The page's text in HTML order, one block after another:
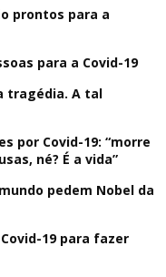
prontos para a
para a Covid-19
tragédia. A tal
por Covid-19: “morre
né? É a vida”
pedem Nobel da
19 para fazer